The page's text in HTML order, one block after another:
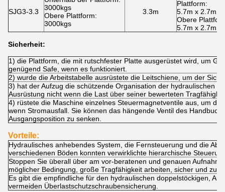
SJG3-3.3
3000kgs
Obere Plattform:
3000kgs
3.3m
Plattform:
5.7m x 2.7m
Obere
5.7m x 2.7m
Sicherheit:
1) die Plattform, die mit rutschfester Platte ausgerüstet wird, um
genügend Safe, wenn es funktioniert.
2) wurde die Arbeitstabelle ausrüstete die Leitschiene, um der
3) hat der Aufzug die schützende Organisation der hydraulischen
Ausrüstung nicht wenn die Last über seiner bewerteten
4) rüstete die Maschine einzelnes Steuermagnetventile aus, um
wenn Stromausfall. Sie können das hängende Ventil des
Ausgangsposition zu senken.
Vorteile:
Hydraulisches anhebendes System, die Fernsteuerung und die
verschiedenen Böden konnten verwirklichte hierarchische
Stoppen Sie überall über am vor-beratenen und genauen
möglicher Bedingung, große Tragfähigkeit arbeiten, sicher und
Es gibt die empfindliche für den hydraulischen doppelstöckigen
vermeiden Überlastschutzschraubensicherung.